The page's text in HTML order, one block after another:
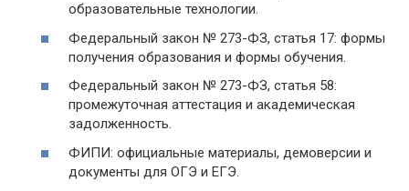
образовательные технологии.
Федеральный закон № 273-ФЗ, статья 17: формы
получения образования и формы обучения.
Федеральный закон № 273-ФЗ, статья 58:
промежуточная аттестация и академическая
задолженность.
ФИПИ: официальные материалы, демоверсии и
документы для ОГЭ и ЕГЭ.